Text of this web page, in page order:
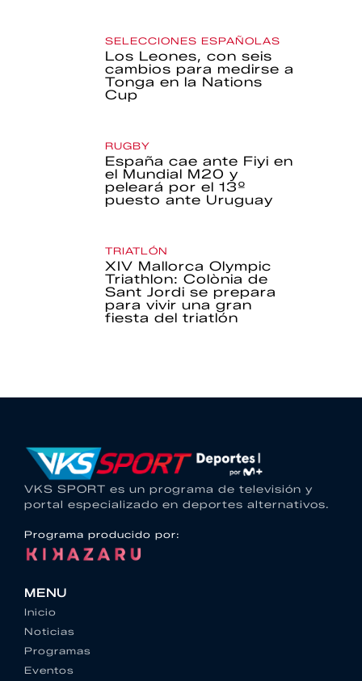
SELECCIONES ESPAÑOLAS
Los Leones, con seis
cambios para medirse a
Tonga en la Nations
Cup
RUGBY
España cae ante Fiyi en
el Mundial M20 y
peleará por el 13º
puesto ante Uruguay
TRIATLÓN
XIV Mallorca Olympic
Triathlon: Colònia de
Sant Jordi se prepara
para vivir una gran
fiesta del triatlón
VKS SPORT es un programa de televisión y
portal especializado en deportes alternativos.
Programa producido por:
MENU
Inicio
Noticias
Programas
Eventos